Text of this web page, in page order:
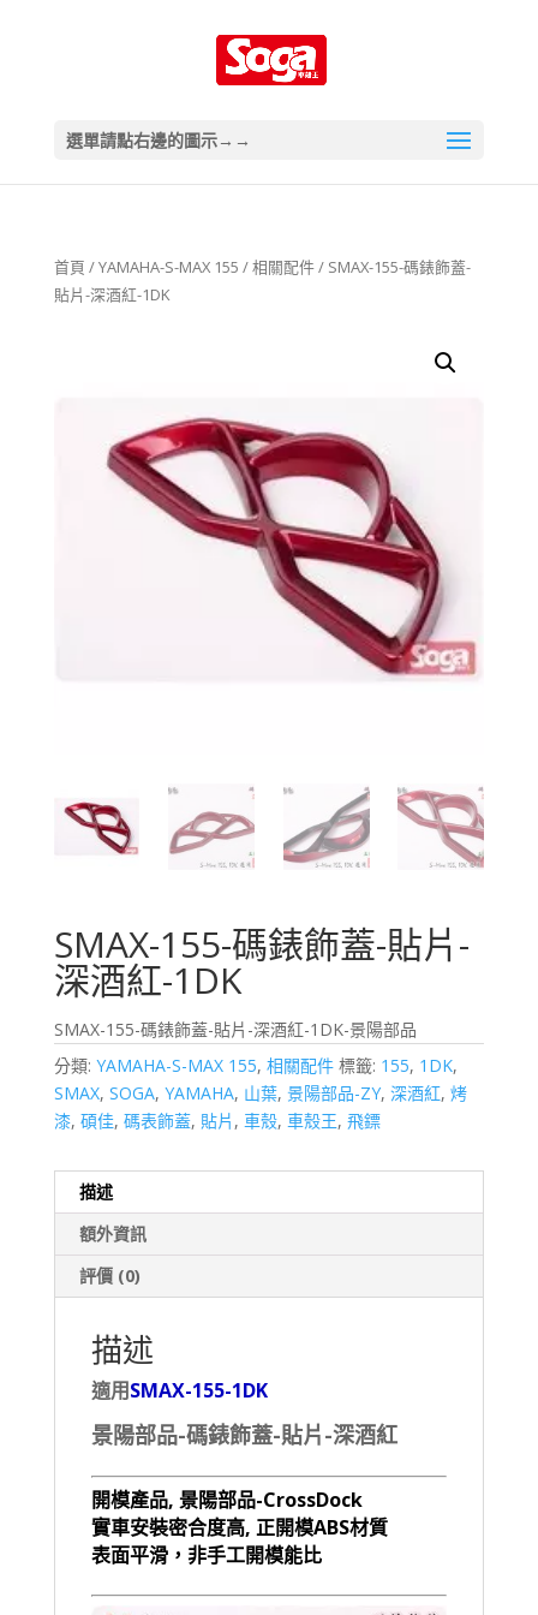
選單請點右邊的圖示→→
首頁 /YAMAHA-S-MAX 155 /相關配件/ SMAX-155-碼錶飾蓋-
貼片-深酒紅-1DK
SMAX-155-碼錶飾蓋-貼片-
深酒紅-1DK
SMAX-155-碼錶飾蓋-貼片-深酒紅-1DK-景陽部品
分類: YAMAHA-S-MAX 155, 相關配件 標籤: 155, 1DK,
SMAX, SOGA, YAMAHA, 山葉, 景陽部品-ZY, 深酒紅, 烤
漆, 碩佳, 碼表飾蓋, 貼片 , 車殼, 車殼王, 飛鏢
描述
額外資訊
評價 (0)
描述
適用SMAX-155-1DK
景陽部品-碼錶飾蓋-貼片-深酒紅
開模產品, 景陽部品-CrossDock
實車安裝密合度高, 正開模ABS材質
表面平滑，非手工開模能比